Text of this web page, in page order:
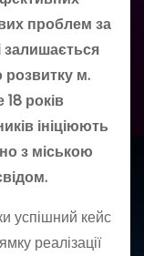
проблем за
залишається
розвитку м.
років
ініціюють
з міською
успішний кейс
реалізації